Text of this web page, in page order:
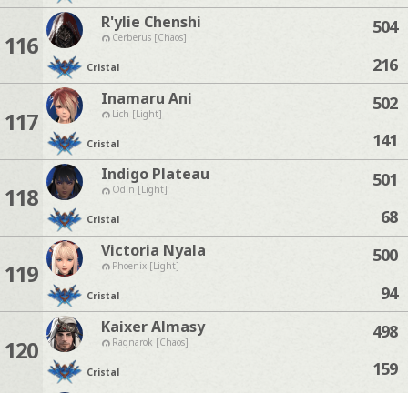
116
R'ylie Chenshi
Cerberus [Chaos]
Cristal
504
216
117
Inamaru Ani
Lich [Light]
Cristal
502
141
118
Indigo Plateau
Odin [Light]
Cristal
501
68
119
Victoria Nyala
Phoenix [Light]
Cristal
500
94
120
Kaixer Almasy
Ragnarok [Chaos]
Cristal
498
159